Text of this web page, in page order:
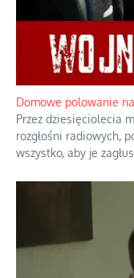
Domowe polowanie
Przez dziesięciolecia
rozgłośni radiowych,
wszystko, aby je